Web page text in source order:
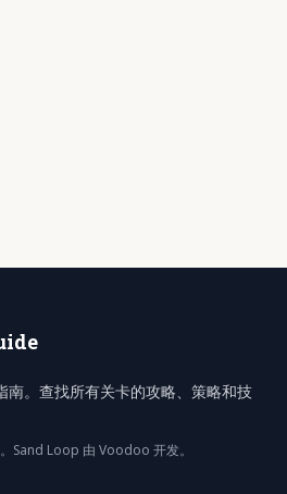
。查找所有关卡的攻略、策略和技
Sand Loop 由 Voodoo 开发。